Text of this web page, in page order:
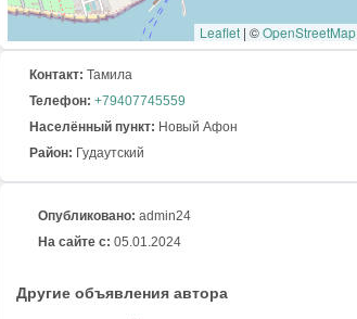
Leaflet | ©OpenStreetMap
Контакт: Тамила
Телефон: +79407745559
Населённый пункт: Новый Афон
Район: Гудаутский
Опубликовано: admin24
На сайте с: 05.01.2024
Другие объявления автора